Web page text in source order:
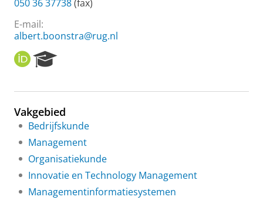
050 36 37738(fax)
E-mail:
albert.boonstra@rug.nl
O
R
I
e
r
c
h
P
o
r
a
Vakgebied
Bedrijfskunde
Management
Organisatiekunde
Innovatie en Technology Management
Managementinformatiesystemen